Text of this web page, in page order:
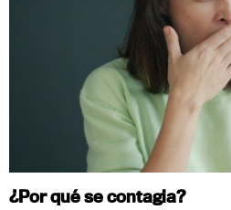
¿Por qué se contagia?